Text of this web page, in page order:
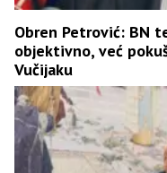
Obren Petrović: BN
objektivno, već
Vučijaku